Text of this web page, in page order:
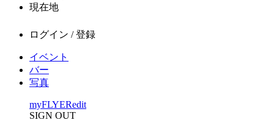
現在地
ログイン / 登録
イベント
バー
写真
myFLYERedit
SIGN OUT